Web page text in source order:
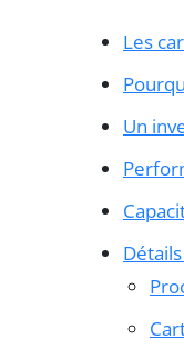
Les
Un